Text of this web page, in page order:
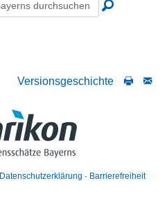
Versionsgeschichte
Datenschutzerklärung Barrierefreiheit